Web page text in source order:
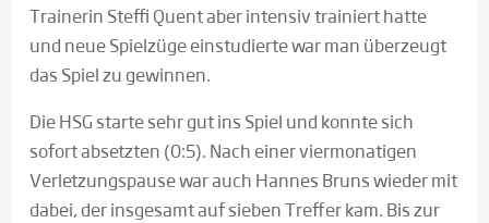
Trainerin Steffi Quent aber intensiv trainiert hatte
und neue Spielzüge einstudierte war man überzeugt
das Spiel zu gewinnen.
Die HSG starte sehr gut ins Spiel und konnte sich
sofort absetzten (0:5). Nach einer viermonatigen
Verletzungspause war auch Hannes Bruns wieder mit
dabei, der insgesamt auf sieben Treffer kam. Bis zur